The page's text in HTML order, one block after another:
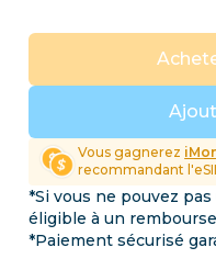
Vous gagnerez
recommandant
*Si vous ne pouvez
éligible à un
*Paiement sécurisé